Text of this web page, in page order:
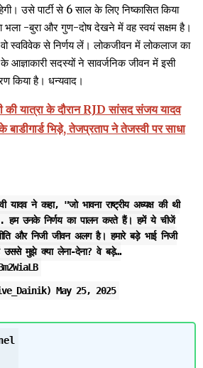
उसे पार्टी से 6 साल के लिए निष्कासित किया
भला -बुरा और गुण-दोष देखने में वह स्वयं सक्षम है।
स्वविवेक से निर्णय लें। लोकजीवन में लोकलाज का
के आज्ञाकारी सदस्यों ने सावर्जनिक जीवन में इसी
किया है। धन्यवाद।
की यात्रा के दौरान RJD सांसद संजय यादव
भिड़े, तेजप्रताप ने तेजस्वी पर साधा
यादव ने कहा, "जो भावना राष्ट्रीय अध्यक्ष की थी
हम उनके निर्णय का पालन करते हैं। हमें ये चीजें
और निजी जीवन अलग है। हमारे बड़े भाई निजी
मुझे क्या लेना-देना? वे बड़े…
May 25, 2025